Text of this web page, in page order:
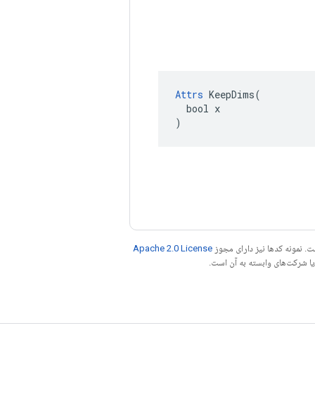
Attrs KeepDims(
  bool x
)
نمونه کدها نیز دارای مجوز Apache 2.0 License